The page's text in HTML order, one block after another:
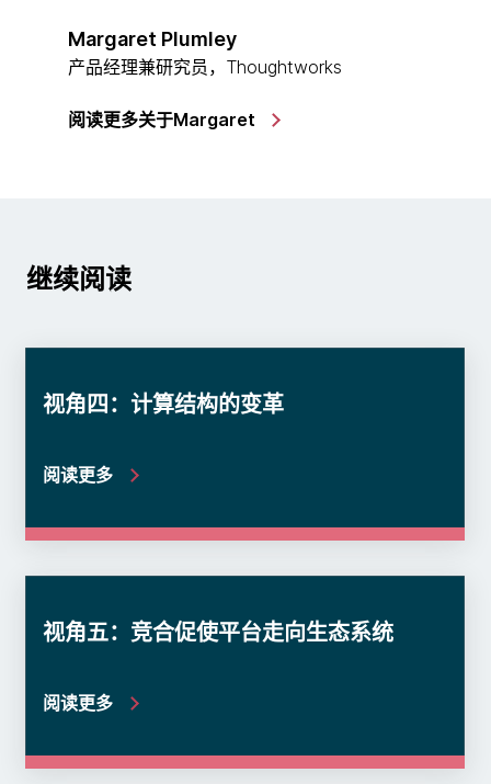
Margaret Plumley
产品经理兼研究员，Thoughtworks
阅读更多关于Margaret
继续阅读
视角四：计算结构的变革
阅读更多
视角五：竞合促使平台走向生态系统
阅读更多